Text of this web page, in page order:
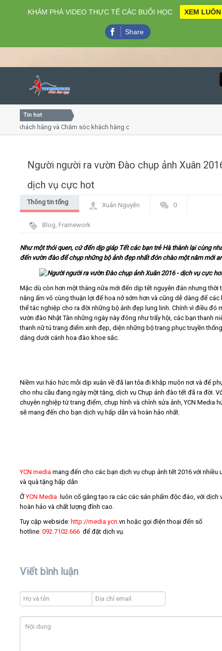
Close
Home
Video
Kiến thức
Liên hệ - Đăng ký
Tin hot
hàng và Chăm sóc khách hàng chuyên nghiệp
Người người ra vườn Đào chụp ảnh Xuân
dịch vụ cực hot
Thông tin tổng
Xuân Nguyễn 0
Blog, Framework
Như một thói quen, cứ đến dịp giáp Tết các bạn trẻ Hà thành lại cùng
đến vườn đào để chụp những bộ ảnh đẹp nhất đón chào một nămmới
Mặc dù còn hơn một tháng nữa mới đến dịp tết nguyên đán nhưng thời
nắng ấm vô cùng thuận lợi để hoa nở sớm hơn và cũng dễ dàng để các
thể tác nghiệp cho ra đời những bộ ảnh đẹp lung linh. Chính vì điều đó
vườn đào Nhật Tân những ngày này đông như trẩy hội, các bạn thanh
thanh nữ tú trang điểm xinh đẹp, diện những bộ trang phục truyền
dáng dưới cánh hoa đào khoe sắc.
Niềm vui háo hức mỗi dịp xuân về đã lan tỏa đi khắp muôn nơi và để
cho nhu cầu đang ngày một tăng, dịch vụ Chụp ảnh đào tết đã ra đời.
chuyên nghiệp từ trang điểm, chụp hình và chỉnh sửa ảnh, YCN Media
sẽ mang đến cho bạn dịch vụ hấp dẫn và hoàn hảo nhất.
YCN media mang đến cho các bạn dịch vụ chụp ảnh tết 2016 với nhiều
và quà tặng hấp dẫn
Ở YCN Media
luôn cố gắng tạo ra các các sản phẩm độc đáo, với dịch
hoàn hảo và chất lượng đỉnh cao.
Tuy cập webside: http://media.ycn .vn hoặc gọi điện thoại đến số
hotline: 092.7102.666 để đặt dịch vụ.
Viết bình luận
KHÁM PHÁ VIDEO THỰC TẾ CÁC BUỔI HỌC XEM LUÔN
Share